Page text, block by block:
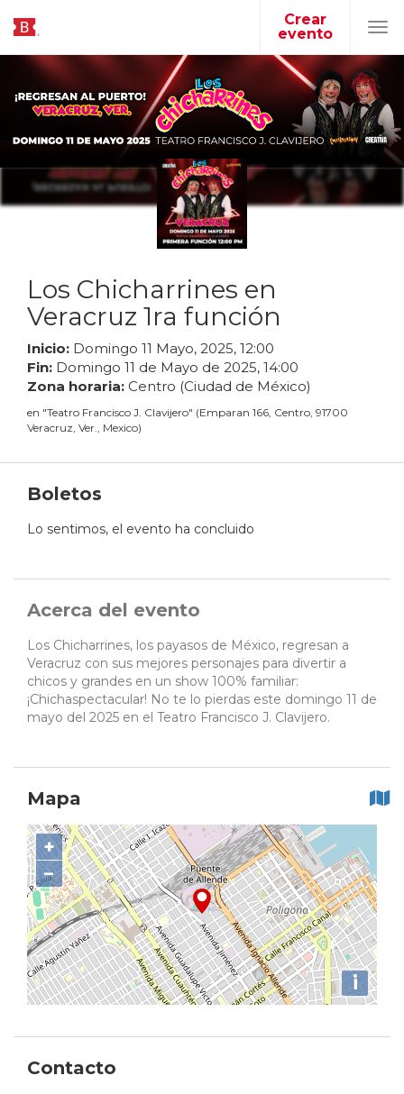
Crear
evento
Los Chicharrines en
Veracruz 1ra función
Inicio: Domingo 11 Mayo, 2025, 12:00
Fin: Domingo 11 de Mayo de 2025, 14:00
Zona horaria: Centro (Ciudad de México)
en "Teatro Francisco J. Clavijero" (Emparan 166, Centro, 91700
Veracruz, Ver., Mexico)
Boletos
Lo sentimos, el evento ha concluido
Acerca del evento
Los Chicharrines, los payasos de México, regresan a
Veracruz con sus mejores personajes para divertir a
chicos y grandes en un show 100% familiar:
¡Chichaspectacular! No te lo pierdas este domingo 11 de
mayo del 2025 en el Teatro Francisco J. Clavijero.
Mapa
+
−
i
Contacto